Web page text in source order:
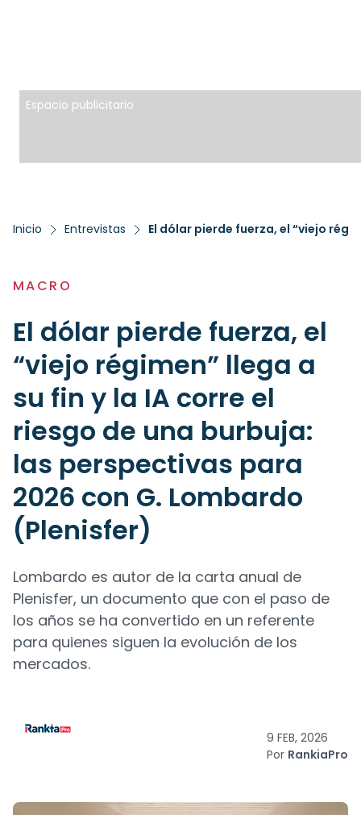
Espacio publicitario
Inicio Entrevistas
MACRO
El dólar pierde fuerza, el
“viejo régimen” llega a
su fin y la IA corre el
riesgo de una burbuja:
las perspectivas para
2026 con G. Lombardo
(Plenisfer)
Lombardo es autor de la carta anual de
Plenisfer, un documento que con el paso de
los años se ha convertido en un referente
para quienes siguen la evolución de los
mercados.
9 FEB, 2026
Por RankiaPro